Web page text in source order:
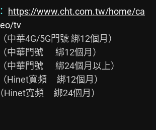
https://www.cht.com.tw/home/ca
tv